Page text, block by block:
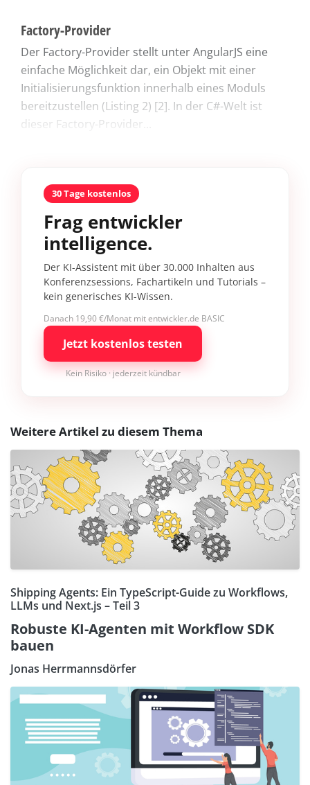
Factory-Provider
Der Factory-Provider stellt unter AngularJS eine
einfache Möglichkeit dar, ein Objekt mit einer
Initialisierungsfunktion innerhalb eines Moduls
bereitzustellen (Listing 2) [2]. In der C#-Welt ist
dieser Factory-Provider...
30 Tage kostenlos
Frag entwickler
intelligence.
Der KI-Assistent mit über 30.000 Inhalten aus
Konferenzsessions, Fachartikeln und Tutorials –
kein generisches KI-Wissen.
Danach 19,90 €/Monat mit entwickler.de BASIC
Jetzt kostenlos testen
Kein Risiko · jederzeit kündbar
Weitere Artikel zu diesem Thema
Shipping Agents: Ein TypeScript-Guide zu Workflows,
LLMs und Next.js – Teil 3
Robuste KI-Agenten mit Workflow SDK
bauen
Jonas Herrmannsdörfer